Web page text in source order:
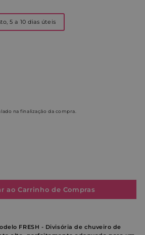
5 a 10 dias úteis
na finalização da compra.
ao Carrinho de Compras
FRESH - Divisória de chuveiro de